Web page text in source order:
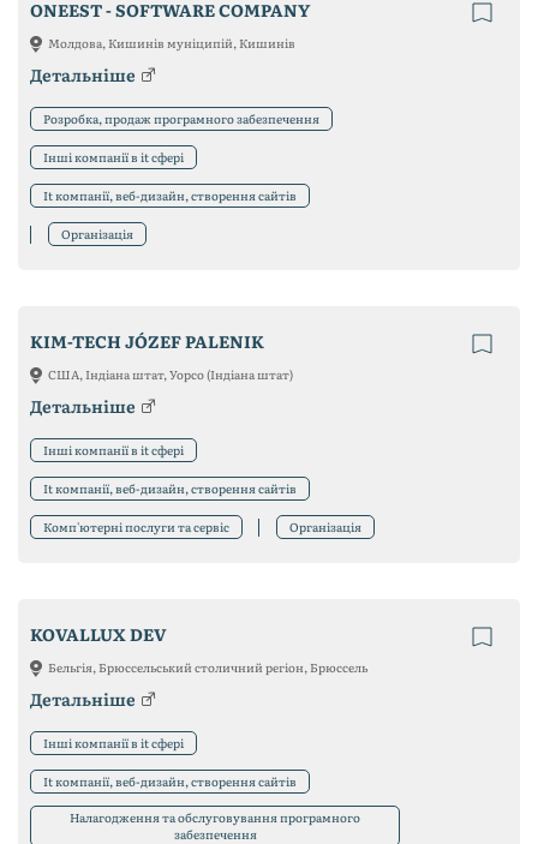
ONEEST - SOFTWARE COMPANY
Молдова, Кишинів муніципій, Кишинів
Детальніше
Розробка, продаж програмного забезпечення
Інші компанії в it сфері
It компанії, веб-дизайн, створення сайтів
Організація
KIM-TECH JÓZEF PALENIK
США, Індіана штат, Уорсо (Індіана штат)
Детальніше
Інші компанії в it сфері
It компанії, веб-дизайн, створення сайтів
Комп'ютерні послуги та сервіс Організація
KOVALLUX DEV
Бельгія, Брюссельський столичний регіон, Брюссель
Детальніше
Інші компанії в it сфері
It компанії, веб-дизайн, створення сайтів
Налагодження та обслуговування програмного
забезпечення